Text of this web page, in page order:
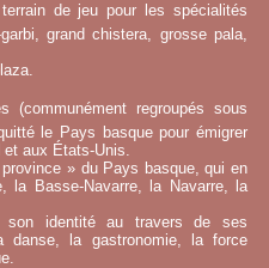
de jeu pour les spécialités
grand chistera, grosse pala,
regroupés sous
le Pays basque pour émigrer
et aux États-Unis.
» du Pays basque, qui en
la Basse-Navarre, la Navarre, la
son identité au travers de ses
danse, la gastronomie, la force